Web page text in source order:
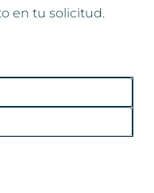
en tu solicitud.